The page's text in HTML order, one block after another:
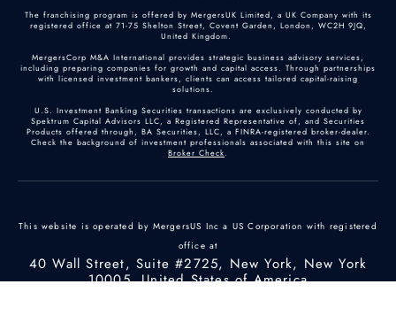
The franchising program is offered by MergersUK Limited, a UK Company with its
registered office at 71-75 Shelton Street, Covent Garden, London, WC2H 9JQ,
United Kingdom.
MergersCorp M&A International provides strategic business advisory services,
including preparing companies for growth and capital access. Through partnerships
with licensed investment bankers, clients can access tailored capital-raising
solutions.
U.S. Investment Banking Securities transactions are exclusively conducted by
Spektrum Capital Advisors LLC, a Registered Representative of, and Securities
Products offered through, BA Securities, LLC, a FINRA-registered broker-dealer.
Check the background of investment professionals associated with this site on
Broker Check.
This website is operated by MergersUS Inc a US Corporation with registered
office at
40 Wall Street, Suite #2725, New York, New York
10005, United States of America